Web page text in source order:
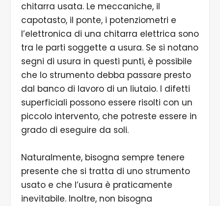
chitarra usata. Le meccaniche, il
capotasto, il ponte, i potenziometri e
l’elettronica di una chitarra elettrica sono
tra le parti soggette a usura. Se si notano
segni di usura in questi punti, è possibile
che lo strumento debba passare presto
dal banco di lavoro di un liutaio. I difetti
superficiali possono essere risolti con un
piccolo intervento, che potreste essere in
grado di eseguire da soli.
Naturalmente, bisogna sempre tenere
presente che si tratta di uno strumento
usato e che l’usura è praticamente
inevitabile. Inoltre, non bisogna